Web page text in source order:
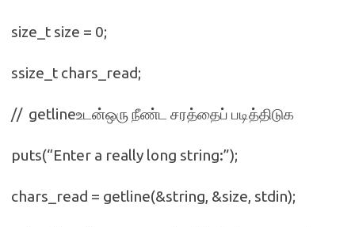
size_t size = 0;
ssize_t chars_read;
// getlineஉடன்ஒரு நீண்ட சரத்தைப் படித்திடுக
puts(“Enter a really long string:”);
chars_read = getline(&string, &size, stdin);